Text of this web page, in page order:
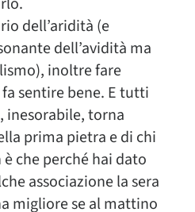
dell’aridità (e
dell’avidità ma
inoltre fare
sentire bene. E tutti
inesorabile, torna
prima pietra e di chi
che perché hai dato
associazione la sera
migliore se al mattino